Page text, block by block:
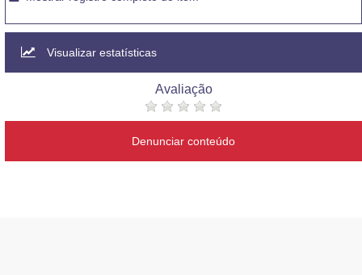
Visualizar estatísticas
Avaliação
Denunciar conteúdo